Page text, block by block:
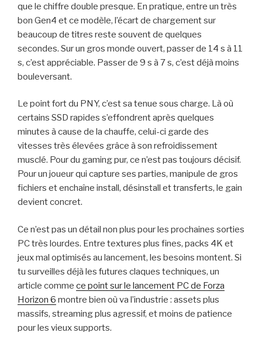
que le chiffre double presque. En pratique, entre un très
bon Gen4 et ce modèle, l’écart de chargement sur
beaucoup de titres reste souvent de quelques
secondes. Sur un gros monde ouvert, passer de 14 s à 11
s, c’est appréciable. Passer de 9 s à 7 s, c’est déjà moins
bouleversant.
Le point fort du PNY, c’est sa tenue sous charge. Là où
certains SSD rapides s’effondrent après quelques
minutes à cause de la chauffe, celui-ci garde des
vitesses très élevées grâce à son refroidissement
musclé. Pour du gaming pur, ce n’est pas toujours décisif.
Pour un joueur qui capture ses parties, manipule de gros
fichiers et enchaîne install, désinstall et transferts, le gain
devient concret.
Ce n’est pas un détail non plus pour les prochaines sorties
PC très lourdes. Entre textures plus fines, packs 4K et
jeux mal optimisés au lancement, les besoins montent. Si
tu surveilles déjà les futures claques techniques, un
article comme ce point sur le lancement PC de Forza
Horizon 6 montre bien où va l’industrie : assets plus
massifs, streaming plus agressif, et moins de patience
pour les vieux supports.